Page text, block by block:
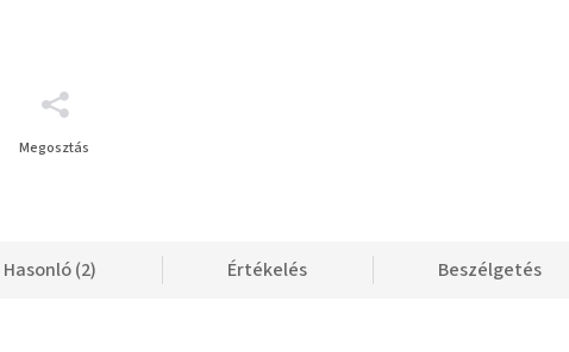
Megosztás
Hasonló (2) Értékelés Beszélgetés